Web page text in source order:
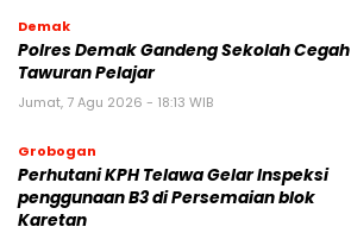
Demak
Polres Demak Gandeng Sekolah Cegah
Tawuran Pelajar
Jumat, 7 Agu 2026 - 18:13 WIB
Grobogan
Perhutani KPH Telawa Gelar Inspeksi
penggunaan B3 di Persemaian blok
Karetan